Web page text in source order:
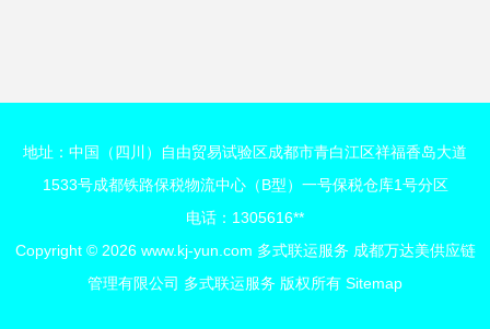
地址：中国（四川）自由贸易试验区成都市青白江区祥福香岛大道
1533号成都铁路保税物流中心（B型）一号保税仓库1号分区
电话：1305616**
Copyright © 2026 www.kj-yun.com 多式联运服务 成都万达美供应链
管理有限公司 多式联运服务 版权所有 Sitemap